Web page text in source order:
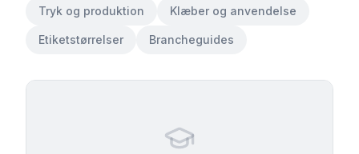
Tryk og produktion Klæber og anvendelse
Etiketstørrelser Brancheguides